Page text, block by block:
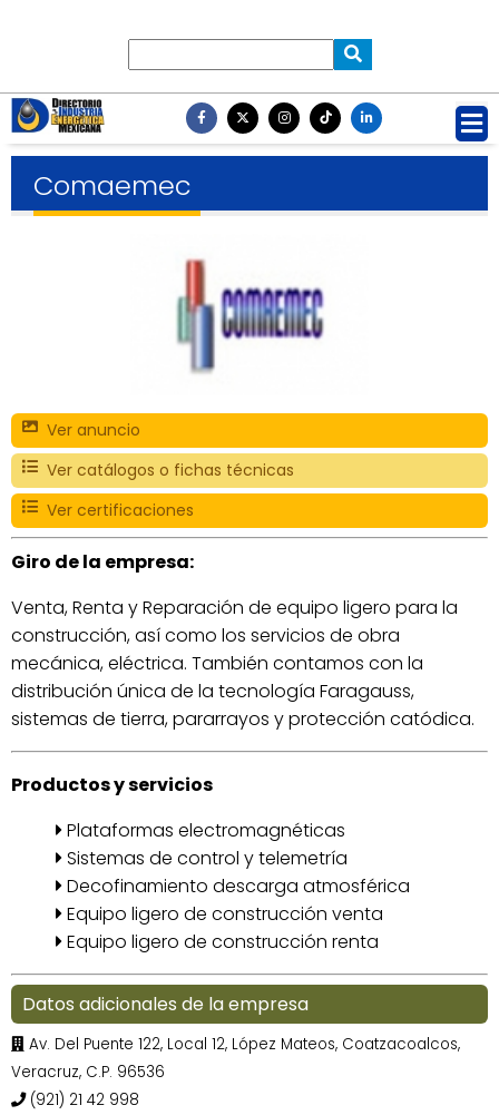
Comaemec
Ver anuncio
Ver catálogos o fichas técnicas
Ver certificaciones
Giro de la empresa:
Venta, Renta y Reparación de equipo ligero para la
construcción, así como los servicios de obra
mecánica, eléctrica. También contamos con la
distribución única de la tecnología Faragauss,
sistemas de tierra, pararrayos y protección catódica.
Productos y servicios
Plataformas electromagnéticas
Sistemas de control y telemetría
Decofinamiento descarga atmosférica
Equipo ligero de construcción venta
Equipo ligero de construcción renta
Datos adicionales de la empresa
Av. Del Puente 122, Local 12, López Mateos, Coatzacoalcos,
Veracruz, C.P. 96536
(921) 21 42 998